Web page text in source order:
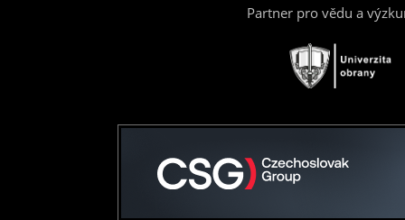
Partner pro vědu a